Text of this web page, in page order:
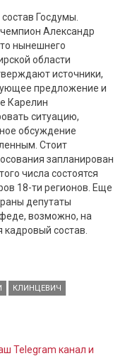
Госдумы.
Александр
нынешнего
области
источники,
предложение и
Карелин
ситуацию,
обсуждение
Стоит
запланирован
числа состоятся
18-ти регионов. Еще
депутаты
возможно, на
кадровый состав.
КЛИНЦЕВИЧ
Telegram канал и